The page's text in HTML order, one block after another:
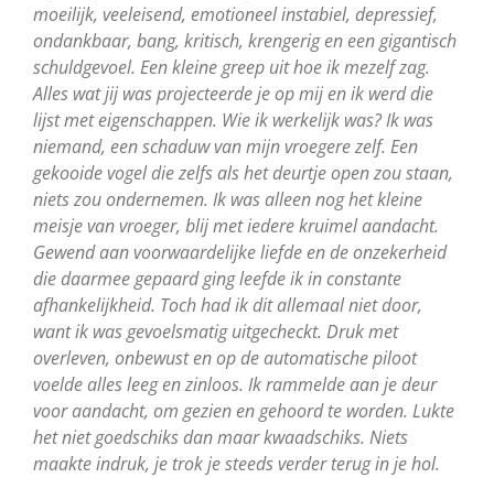
moeilijk, veeleisend, emotioneel instabiel, depressief,
ondankbaar, bang, kritisch, krengerig en een gigantisch
schuldgevoel. Een kleine greep uit hoe ik mezelf zag.
Alles wat jij was projecteerde je op mij en ik werd die
lijst met eigenschappen. Wie ik werkelijk was? Ik was
niemand, een schaduw van mijn vroegere zelf. Een
gekooide vogel die zelfs als het deurtje open zou staan,
niets zou ondernemen. Ik was alleen nog het kleine
meisje van vroeger, blij met iedere kruimel aandacht.
Gewend aan voorwaardelijke liefde en de onzekerheid
die daarmee gepaard ging leefde ik in constante
afhankelijkheid. Toch had ik dit allemaal niet door,
want ik was gevoelsmatig uitgecheckt. Druk met
overleven, onbewust en op de automatische piloot
voelde alles leeg en zinloos. Ik rammelde aan je deur
voor aandacht, om gezien en gehoord te worden. Lukte
het niet goedschiks dan maar kwaadschiks. Niets
maakte indruk, je trok je steeds verder terug in je hol.